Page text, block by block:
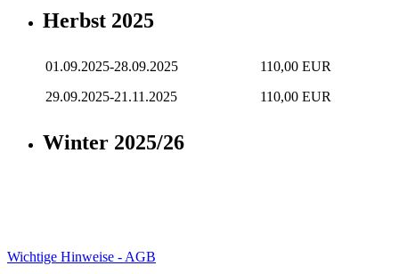
Herbst 2025
01.09.2025-28.09.2025
110,00 EUR
29.09.2025-21.11.2025
110,00 EUR
Winter 2025/26
Wichtige Hinweise - AGB